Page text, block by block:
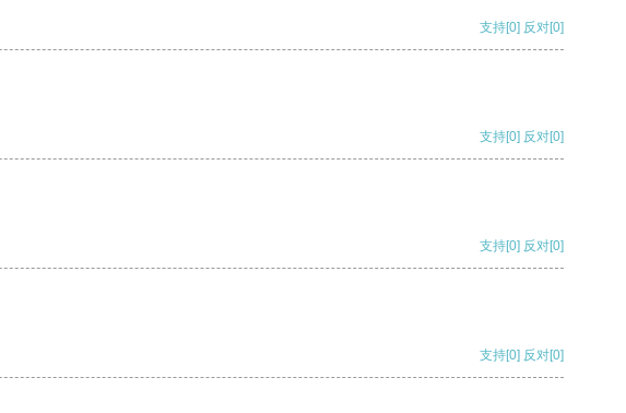
支持[0] 反对[0]
支持[0] 反对[0]
支持[0] 反对[0]
支持[0] 反对[0]